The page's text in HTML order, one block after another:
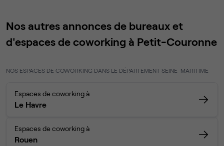
Nos autres annonces de bureaux et
d'espaces de coworking à Petit-Couronne
NOS ESPACES DE COWORKING DANS LE DÉPARTEMENT SEINE-MARITIME
Espaces de coworking à
Le Havre
Espaces de coworking à
Rouen